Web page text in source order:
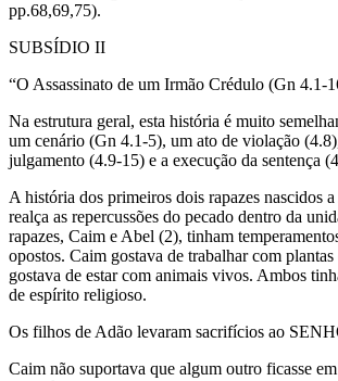
pp.68,69,75).
SUBSÍDIO II
“O Assassinato de um Irmão Crédulo (Gn 4.1-
Na estrutura geral, esta história é muito
um cenário (Gn 4.1-5), um ato de violação
julgamento (4.9-15) e a execução da sentença
A história dos primeiros dois rapazes nascidos
realça as repercussões do pecado dentro da
rapazes, Caim e Abel (2), tinham
opostos. Caim gostava de trabalhar com
gostava de estar com animais vivos. Ambos
de espírito religioso.
Os filhos de Adão levaram sacrifícios ao
Caim não suportava que algum outro ficasse